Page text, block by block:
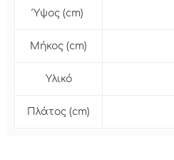
Ύψος (cm)
Μήκος (cm)
Υλικό
Πλάτος (cm)